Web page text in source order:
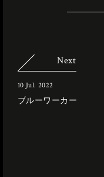
Next
10 Jul. 2022
ブルーワーカー